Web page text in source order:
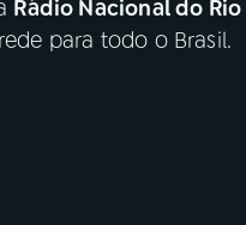
Rádio Nacional do
para todo o Brasil.